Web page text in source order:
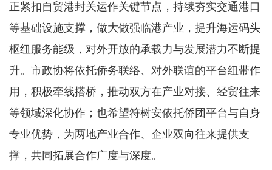
正紧扣自贸港封关运作关键节点，持续夯实交通港口
等基础设施支撑，做大做强临港产业，提升海运码头
枢纽服务能级，对外开放的承载力与发展潜力不断提
升。市政协将依托侨务联络、对外联谊的平台纽带作
用，积极牵线搭桥，推动双方在产业对接、经贸往来
等领域深化协作；也希望符树安依托侨团平台与自身
专业优势，为两地产业合作、企业双向往来提供支
撑，共同拓展合作广度与深度。